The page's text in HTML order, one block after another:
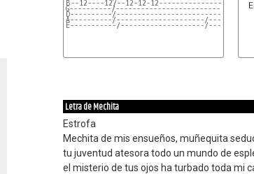
B--12----12/--12-12-12-------------------
G----------/-----------------------------
D----------/-----------------------------
A----------/---------------------/------
E-----------/--------------------/-------
Letra de Mechita
Estrofa
Mechita de mis ensueños, muñequita
tu juventud atesora todo un mundo de
el misterio de tus ojos ha turbado toda mi